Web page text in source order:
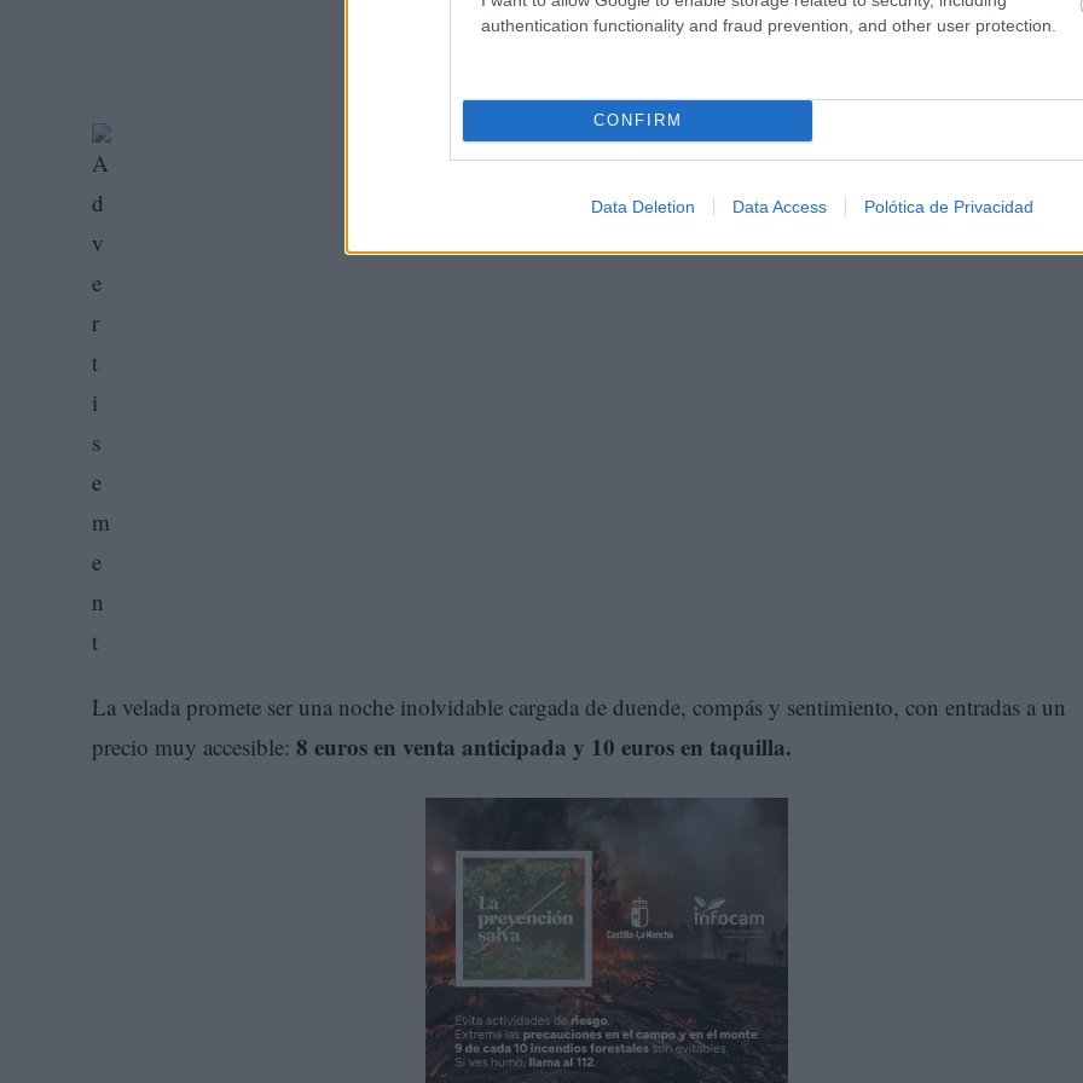
authentication functionality and fraud prevention, and other user protection.
CONFIRM
Data Deletion Data Access Polótica de Privacidad
La velada promete ser una noche inolvidable cargada de duende, compás y sentimiento, con entradas a un
precio muy accesible: 8 euros en venta anticipada y 10 euros en taquilla.